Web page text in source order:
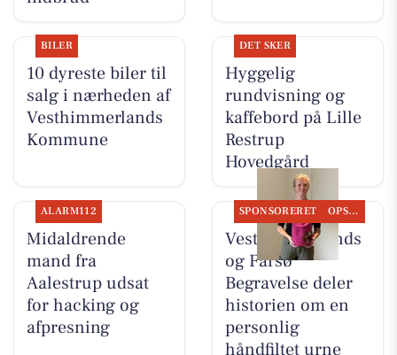
BILER
10 dyreste biler til
salg i nærheden af
Vesthimmerlands
Kommune
DET SKER
Hyggelig
rundvisning og
kaffebord på Lille
Restrup
Hovedgård
ALARM112
Midaldrende
mand fra
Aalestrup udsat
for hacking og
afpresning
SPONSORERET OPSLAGSTAVLEN
Vesthimmerlands
og Farsø
Begravelse deler
historien om en
personlig
håndfiltet urne